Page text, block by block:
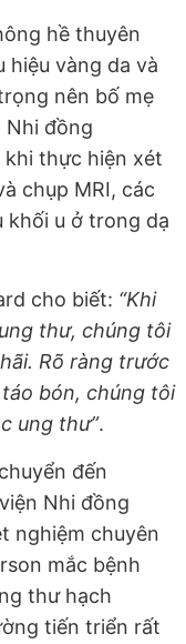
hề thuyên
hiệu vàng da và
nên bố mẹ
Nhi đồng
khi thực hiện xét
chụp MRI, các
khối u ở trong dạ
cho biết: “Khi
thư, chúng tôi
Rõ ràng trước
bón, chúng tôi
ung thư”.
đến
Nhi đồng
nghiệm chuyên
mắc bệnh
thư hạch
tiến triển rất